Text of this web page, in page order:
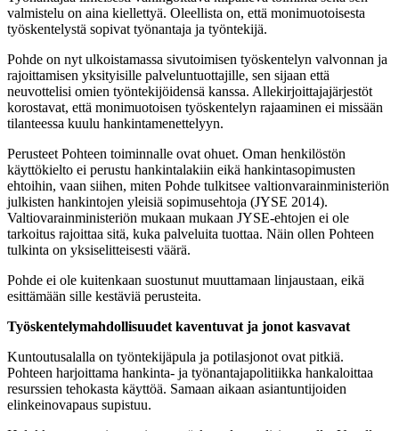
valmistelu on aina kiellettyä. Oleellista on, että monimuotoisesta
työskentelystä sopivat työnantaja ja työntekijä.
Pohde on nyt ulkoistamassa sivutoimisen työskentelyn valvonnan ja
rajoittamisen yksityisille palveluntuottajille, sen sijaan että
neuvottelisi omien työntekijöidensä kanssa. Allekirjoittajajärjestöt
korostavat, että monimuotoisen työskentelyn rajaaminen ei missään
tilanteessa kuulu hankintamenettelyyn.
Perusteet Pohteen toiminnalle ovat ohuet. Oman henkilöstön
käyttökielto ei perustu hankintalakiin eikä hankintasopimusten
ehtoihin, vaan siihen, miten Pohde tulkitsee valtionvarainministeriön
julkisten hankintojen yleisiä sopimusehtoja (JYSE 2014).
Valtiovarainministeriön mukaan mukaan JYSE-ehtojen ei ole
tarkoitus rajoittaa sitä, kuka palveluita tuottaa. Näin ollen Pohteen
tulkinta on yksiselitteisesti väärä.
Pohde ei ole kuitenkaan suostunut muuttamaan linjaustaan, eikä
esittämään sille kestäviä perusteita.
Työskentelymahdollisuudet kaventuvat ja jonot kasvavat
Kuntoutusalalla on työntekijäpula ja potilasjonot ovat pitkiä.
Pohteen harjoittama hankinta- ja työnantajapolitiikka hankaloittaa
resurssien tehokasta käyttöä. Samaan aikaan asiantuntijoiden
elinkeinovapaus supistuu.